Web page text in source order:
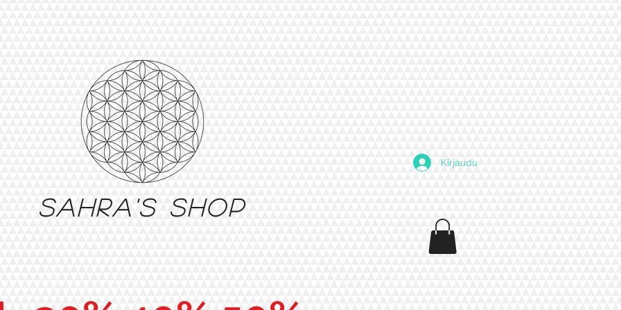
Kirjaudu
Sahra's shop